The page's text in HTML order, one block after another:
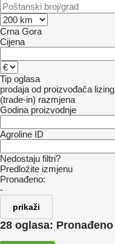
Crna Gora
Cijena
Tip oglasa
prodaja od proizvođača lizing
(trade-in) razmjena
Godina proizvodnje
Agroline ID
Nedostaju filtri?
Predložite izmjenu
Pronađeno:
-
prikaži
28 oglasa: Pronađeno